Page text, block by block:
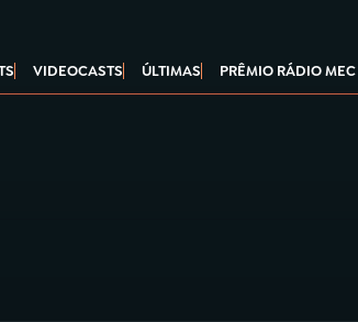
VIDEOCASTS ÚLTIMAS PRÊMIO RÁDIO MEC